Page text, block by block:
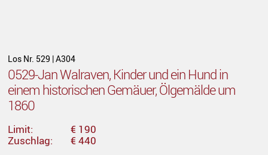
Los Nr. 529 | A304
0529-Jan Walraven, Kinder und ein Hund in
einem historischen Gemäuer, Ölgemälde um
1860
Limit:
€ 190
Zuschlag:
€ 440